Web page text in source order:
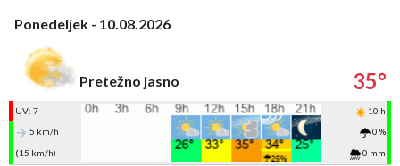
Ponedeljek - 10.08.2026
Pretežno jasno 35°
UV: 7
10 h
5 km/h
0 %
(15 km/h)
0 mm